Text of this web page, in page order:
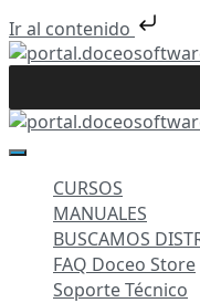
Ir al contenido
Saltar
CURSOS
MANUALES
BUSCAMOS
FAQ Doceo Store
Soporte Técnico